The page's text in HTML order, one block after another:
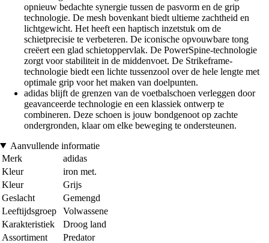
opnieuw bedachte synergie tussen de pasvorm en de grip
technologie. De mesh bovenkant biedt ultieme zachtheid en
lichtgewicht. Het heeft een haptisch inzetstuk om de
schietprecisie te verbeteren. De iconische opvouwbare tong
creëert een glad schietoppervlak. De PowerSpine-technologie
zorgt voor stabiliteit in de middenvoet. De Strikeframe-
technologie biedt een lichte tussenzool over de hele lengte met
optimale grip voor het maken van doelpunten.
adidas blijft de grenzen van de voetbalschoen verleggen door
geavanceerde technologie en een klassiek ontwerp te
combineren. Deze schoen is jouw bondgenoot op zachte
ondergronden, klaar om elke beweging te ondersteunen.
Aanvullende informatie
Merk
adidas
Kleur
iron met.
Kleur
Grijs
Geslacht
Gemengd
Leeftijdsgroep
Volwassene
Karakteristiek
Droog land
Assortiment
Predator